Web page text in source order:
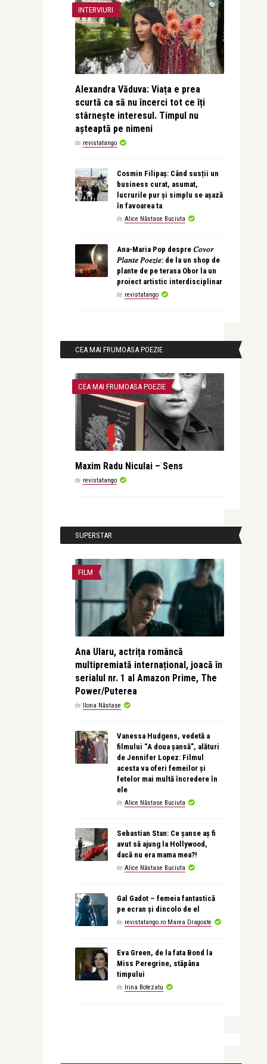
INTERVIURI
Alexandra Văduva: Viața e prea
scurtă ca să nu încerci tot ce îți
stârnește interesul. Timpul nu
așteaptă pe nimeni
de revistatango
Cosmin Filipaș: Când susții un
business curat, asumat,
lucrurile pur și simplu se așază
în favoarea ta
de Alice Năstase Buciuta
Ana-Maria Pop despre 𝐶𝑜𝑣𝑜𝑟
𝑃𝑙𝑎𝑛𝑡𝑒 𝑃𝑜𝑒𝑧𝑖𝑒: de la un shop de
plante de pe terasa Obor la un
proiect artistic interdisciplinar
de revistatango
CEA MAI FRUMOASA POEZIE
CEA MAI FRUMOASA POEZIE
Maxim Radu Niculai – Sens
de revistatango
SUPERSTAR
FILM
Ana Ularu, actrița româncă
multipremiată internațional, joacă în
serialul nr. 1 al Amazon Prime, The
Power/Puterea
de Ilona Năstase
Vanessa Hudgens, vedetă a
filmului “A doua șansă”, alături
de Jennifer Lopez: Filmul
acesta va oferi femeilor și
fetelor mai multă încredere în
ele
de Alice Năstase Buciuta
Sebastian Stan: Ce șanse aș fi
avut să ajung la Hollywood,
dacă nu era mama mea?!
de Alice Năstase Buciuta
Gal Gadot – femeia fantastică
pe ecran și dincolo de el
de revistatango.ro Marea Dragoste
Eva Green, de la fata Bond la
Miss Peregrine, stăpâna
timpului
de Irina Botezatu